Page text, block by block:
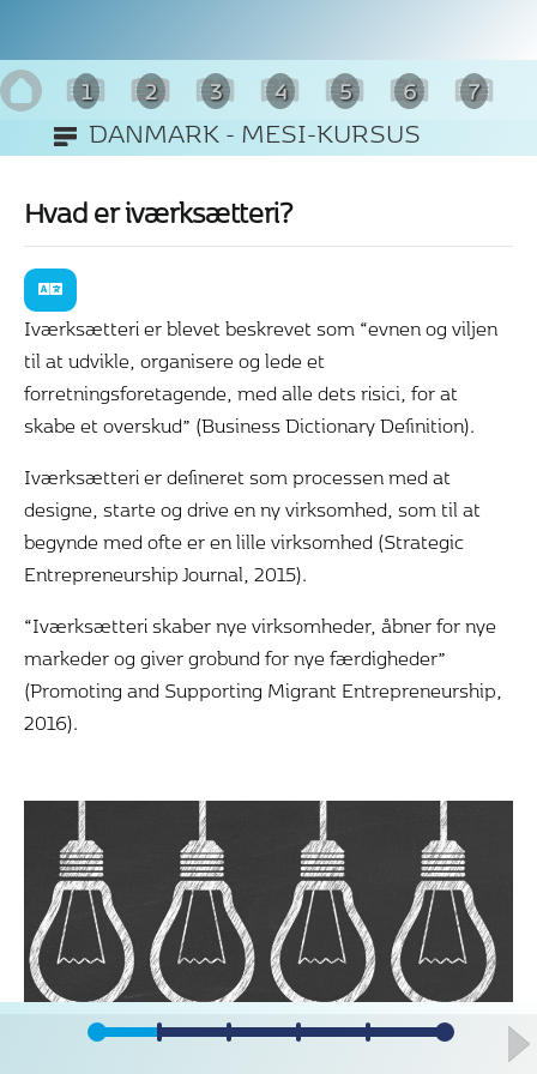
1 2 3 4 5 6
7
DANMARK - MESI-KURSUS
Hvad er iværksætteri?
Iværksætteri er blevet beskrevet som “evnen og viljen
til at udvikle, organisere og lede et
forretningsforetagende, med alle dets risici, for at
skabe et overskud” (Business Dictionary Definition).
Iværksætteri er defineret som processen med at
designe, starte og drive en ny virksomhed, som til at
begynde med ofte er en lille virksomhed (Strategic
Entrepreneurship Journal, 2015).
“Iværksætteri skaber nye virksomheder, åbner for nye
markeder og giver grobund for nye færdigheder”
(Promoting and Supporting Migrant Entrepreneurship,
2016).